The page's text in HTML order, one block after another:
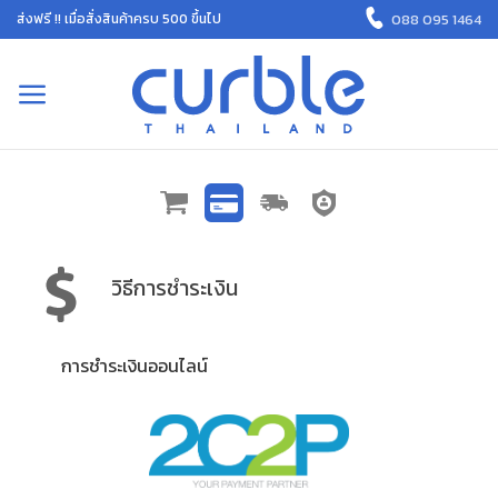
Skip
to
ส่งฟรี !! เมื่อสั่งสินค้าครบ 500 ขึ้นไป 088 095 1464
วิธีการชำระเงิน
การชำระเงินออนไลน์